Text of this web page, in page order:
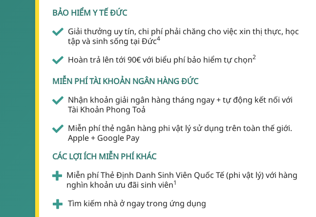
BẢO HIỂM Y TẾ ĐỨC
Giải thưởng uy tín, chi phí phải chăng cho việc xin thị thực, học
tập và sinh sống tại Đức4
Hoàn trả lên tới 90€ với biểu phí bảo hiểm tự chọn2
MIỄN PHÍ TÀI KHOẢN NGÂN HÀNG ĐỨC
Nhận khoản giải ngân hàng tháng ngay + tự động kết nối với
Tài Khoản Phong Toả
Miễn phí thẻ ngân hàng phi vật lý sử dụng trên toàn thế giới.
Apple + Google Pay
CÁC LỢI ÍCH MIỄN PHÍ KHÁC
Miễn phí Thẻ Định Danh Sinh Viên Quốc Tế (phi vật lý) với hàng
nghìn khoản ưu đãi sinh viên1
Tìm kiếm nhà ở ngay trong ứng dụng